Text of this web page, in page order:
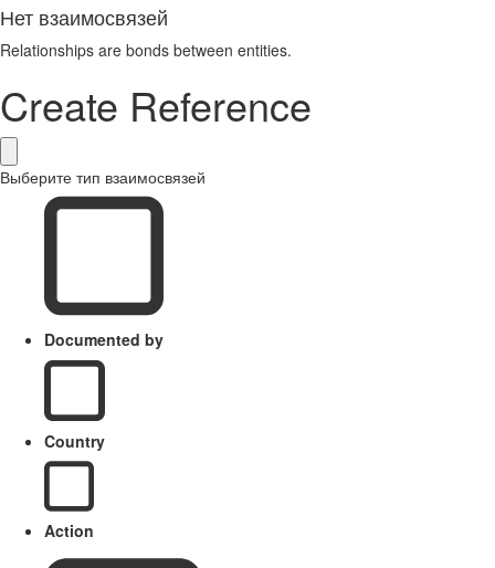
Нет взаимосвязей
Relationships are bonds between entities.
Create Reference
Выберите тип взаимосвязей
Documented by
Country
Action